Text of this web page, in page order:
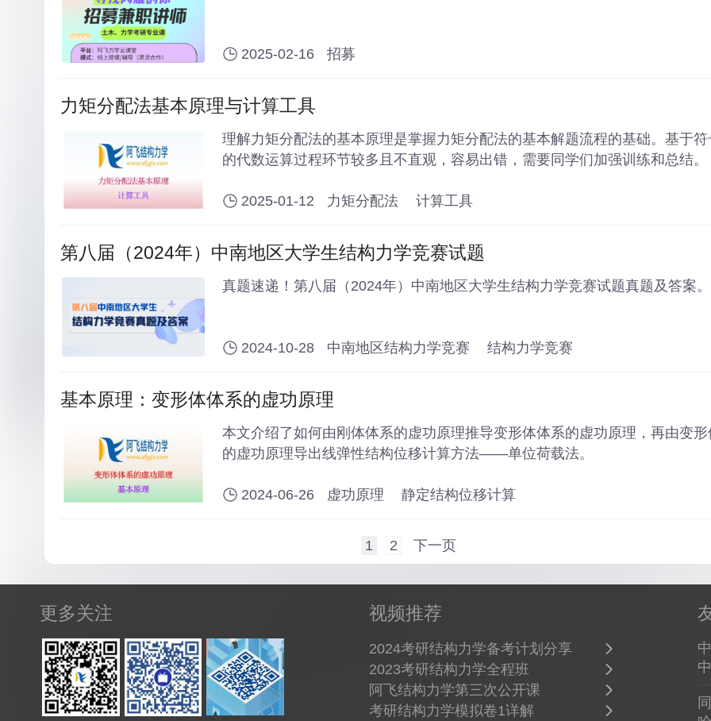
2025-02-16 招募
力矩分配法基本原理与计算工具
理解力矩分配法的基本原理是掌握力矩分配法的基本解题流程的基础。基于
的代数运算过程环节较多且不直观，容易出错，需要同学们加强训练和总结。
2025-01-12 力矩分配法 计算工具
第八届（2024年）中南地区大学生结构力学竞赛试题
真题速递！第八届（2024年）中南地区大学生结构力学竞赛试题真题及答案。
2024-10-28 中南地区结构力学竞赛 结构力学竞赛
基本原理：变形体体系的虚功原理
本文介绍了如何由刚体体系的虚功原理推导变形体体系的虚功原理，再由变
的虚功原理导出线弹性结构位移计算方法——单位荷载法。
2024-06-26 虚功原理 静定结构位移计算
1 2 下一页
更多关注 视频推荐
2024考研结构力学备考计划分享
2023考研结构力学全程班
阿飞结构力学第三次公开课
考研结构力学模拟卷1详解